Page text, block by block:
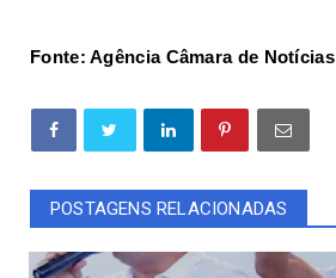
Fonte: Agência Câmara de Notícias
POSTAGENS RELACIONADAS